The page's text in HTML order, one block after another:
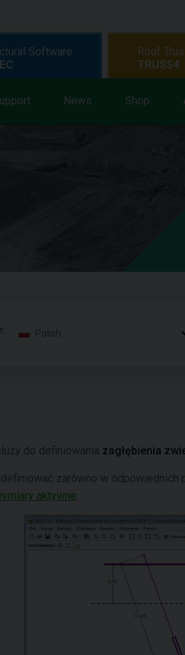
News Shop
Software
Roof
TRUSS4
Polish
do definiowania zagłębienia
zarówno w odpowiednich
aktywne